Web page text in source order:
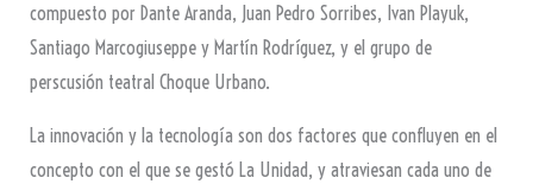
compuesto por Dante Aranda, Juan Pedro Sorribes, Ivan Playuk,
Santiago Marcogiuseppe y Martín Rodríguez, y el grupo de
perscusión teatral Choque Urbano.
La innovación y la tecnología son dos factores que confluyen en el
concepto con el que se gestó La Unidad, y atraviesan cada uno de